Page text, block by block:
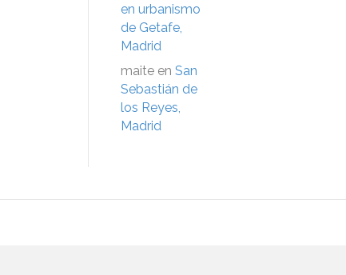
en urbanismo
de Getafe,
Madrid
maite en San
Sebastián de
los Reyes,
Madrid